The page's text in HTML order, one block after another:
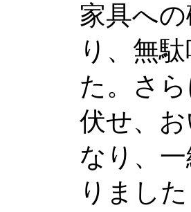
家具へ
り、無
た。さ
伏せ、
なり、
りまし